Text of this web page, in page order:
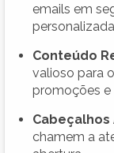
emails em
Conteúdo
valioso para
promoções e
chamem a